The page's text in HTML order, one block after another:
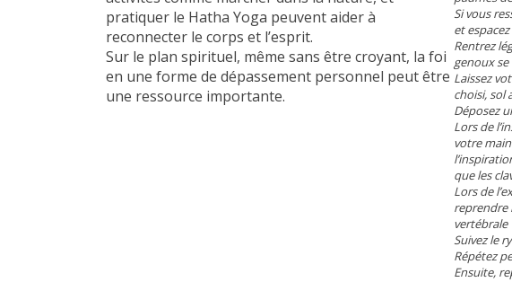
pratiquer le Hatha Yoga peuvent aider à
reconnecter le corps et l’esprit.
Sur le plan spirituel, même sans être croyant, la foi
en une forme de dépassement personnel peut être
une ressource importante.
Si vous
et
Rentrez
genoux se
Laissez
choisi, sol
Déposez
Lors de
votre
que les
Lors de
reprendre
vertébrale
Suivez le
Répétez
Ensuite,